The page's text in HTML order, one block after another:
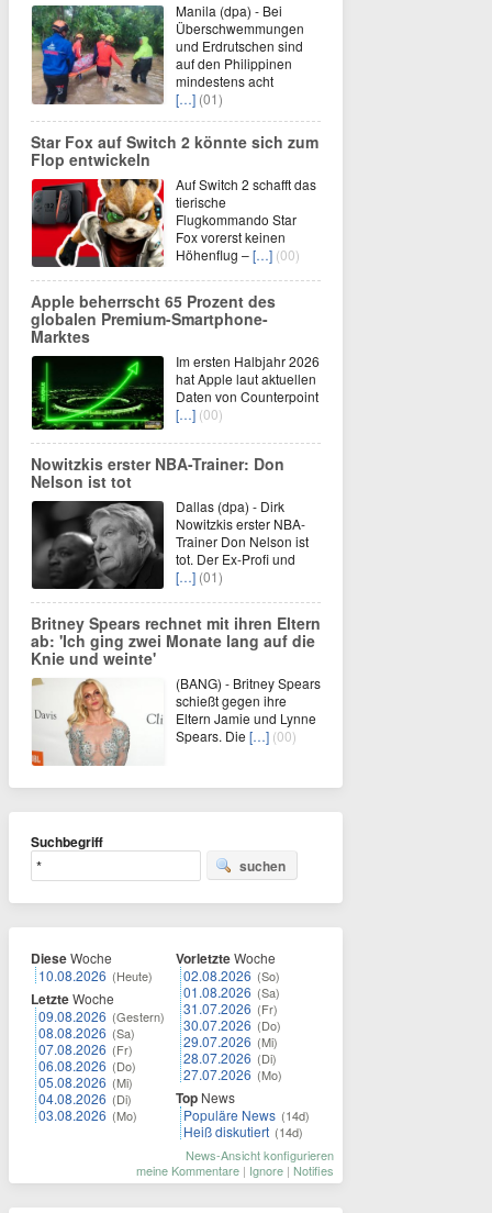
Manila (dpa) - Bei
Überschwemmungen
und Erdrutschen sind
auf den Philippinen
mindestens acht
[…] (01)
Star Fox auf Switch 2 könnte sich zum
Flop entwickeln
Auf Switch 2 schafft das
tierische
Flugkommando Star
Fox vorerst keinen
Höhenflug –[…] (00)
Apple beherrscht 65 Prozent des
globalen Premium-Smartphone-
Marktes
Im ersten Halbjahr 2026
hat Apple laut aktuellen
Daten von Counterpoint
[…] (00)
Nowitzkis erster NBA-Trainer: Don
Nelson ist tot
Dallas (dpa) - Dirk
Nowitzkis erster NBA-
Trainer Don Nelson ist
tot. Der Ex-Profi und
[…] (01)
Britney Spears rechnet mit ihren Eltern
ab: 'Ich ging zwei Monate lang auf die
Knie und weinte'
(BANG) - Britney Spears
schießt gegen ihre
Eltern Jamie und Lynne
Spears. Die […] (00)
Suchbegriff
suchen
DieseWoche
10.08.2026 (Heute)
LetzteWoche
09.08.2026 (Gestern)
08.08.2026 (Sa)
07.08.2026 (Fr)
06.08.2026 (Do)
05.08.2026 (Mi)
04.08.2026 (Di)
03.08.2026 (Mo)
VorletzteWoche
02.08.2026 (So)
01.08.2026 (Sa)
31.07.2026 (Fr)
30.07.2026 (Do)
29.07.2026 (Mi)
28.07.2026 (Di)
27.07.2026 (Mo)
Top News
Populäre News (14d)
Heiß diskutiert (14d)
News-Ansicht konfigurieren
meine Kommentare | Ignore | Notifies